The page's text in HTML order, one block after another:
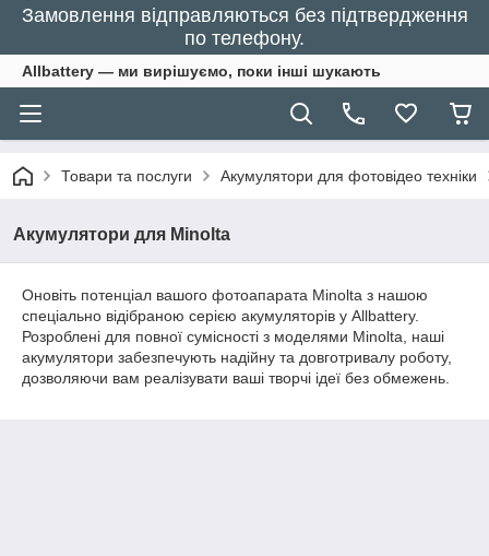
Замовлення відправляються без підтвердження
по телефону.
Allbattery — ми вирішуємо, поки інші шукають
Товари та послуги Акумулятори для фотовідео техніки
Акумулятори для Minolta
Оновіть потенціал вашого фотоапарата Minolta з нашою
спеціально відібраною серією акумуляторів у Allbattery.
Розроблені для повної сумісності з моделями Minolta, наші
акумулятори забезпечують надійну та довготривалу роботу,
дозволяючи вам реалізувати ваші творчі ідеї без обмежень.